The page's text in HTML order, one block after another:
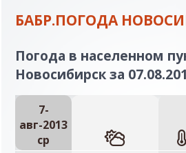
БАБР.ПОГОДА
Погода в населенном
Новосибирск за
7-
авг-2013
ср